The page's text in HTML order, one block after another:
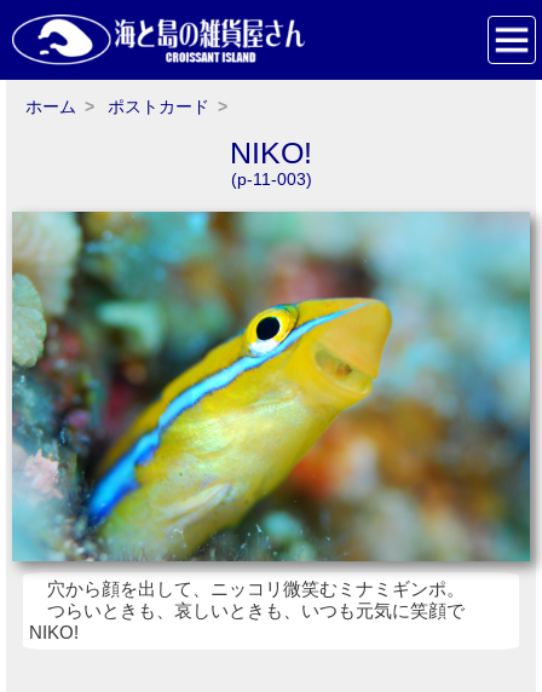
ホーム ポストカード
NIKO!
(p-11-003)
穴から顔を出して、ニッコリ微笑むミナミギンポ。
つらいときも、哀しいときも、いつも元気に笑顔で
NIKO!